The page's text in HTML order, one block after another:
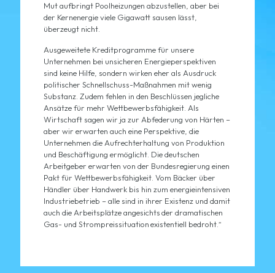
Mut aufbringt Poolheizungen abzustellen, aber bei
der Kernenergie viele Gigawatt sausen lässt,
überzeugt nicht.
Ausgeweitete Kreditprogramme für unsere
Unternehmen bei unsicheren Energieperspektiven
sind keine Hilfe, sondern wirken eher als Ausdruck
politischer Schnellschuss-Maßnahmen mit wenig
Substanz. Zudem fehlen in den Beschlüssen jegliche
Ansätze für mehr Wettbewerbsfähigkeit. Als
Wirtschaft sagen wir ja zur Abfederung von Härten –
aber wir erwarten auch eine Perspektive, die
Unternehmen die Aufrechterhaltung von Produktion
und Beschäftigung ermöglicht. Die deutschen
Arbeitgeber erwarten von der Bundesregierung einen
Pakt für Wettbewerbsfähigkeit. Vom Bäcker über
Händler über Handwerk bis hin zum energieintensiven
Industriebetrieb – alle sind in ihrer Existenz und damit
auch die Arbeitsplätze angesichts der dramatischen
Gas- und Strompreissituation existentiell bedroht.“